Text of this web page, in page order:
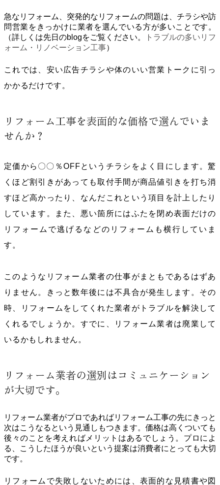
急なリフォーム、突発的なリフォームの問題は、チラシや訪
問営業をきっかけに業者を選んでいる方が多いことです。
（詳しくは先日のblogをご覧ください。
トラブルの多いリフ
ォーム・リノベーション工事）
これでは、安い広告チラシや体のいい営業トークに引っ
かかるだけです。
リフォーム工事を表面的な価格で選んでいま
せんか？
定価から〇〇％OFFというチラシをよく目にします。驚
くほど割引きがあっても取付手間が商品値引きを打ち消
すほど高かったり、なんだこれという項目を計上したり
しています。また、悪い箇所にはふたを閉め表面だけの
リフォームで逃げるなどのリフォームも横行していま
す。
このようなリフォーム業者の仕事がまともであるはずあ
りません。きっと数年後には不具合が発生します。その
時、リフォームをしてくれた業者がトラブルを解決して
くれるでしょうか。すでに、リフォーム業者は廃業して
いるかもしれません。
リフォーム業者の選別はコミュニケーション
が大切です。
リフォーム業者がプロであればリフォーム工事の先にきっと
次はこうなるという見通しもつきます。価格は高くついても
後々のことを考えればメリットはあるでしょう。プロによ
る、こうしたほうが良いという提案は消費者にとっても大切
です。
リフォームで失敗しないためには、表面的な見積書や図